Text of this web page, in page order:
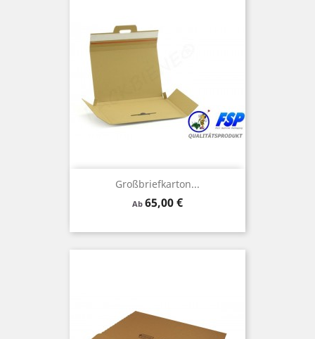
Großbriefkarton...
Ab Preis
65,00 €